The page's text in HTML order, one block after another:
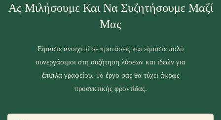
Ας Μιλήσουμε Και Να Συζητήσουμε Μαζί
Μας
Είμαστε ανοιχτοί σε προτάσεις και είμαστε πολύ
συνεργάσιμοι στη συζήτηση λύσεων και ιδεών για
έπιπλα γραφείου. Το έργο σας θα τύχει άκρως
προσεκτικής φροντίδας.